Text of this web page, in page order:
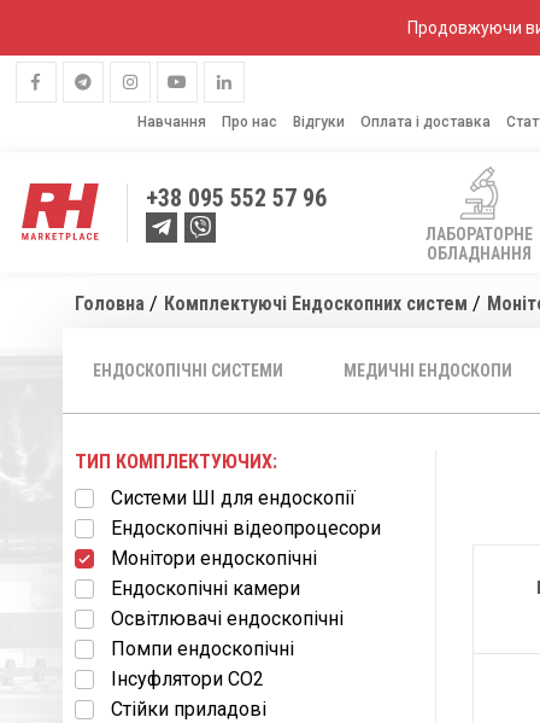
Продовжуючи
Навчання Про нас Відгуки Оплата і доставка
+38 095 552 57 96
ЛАБОРАТОРНЕ
ОБЛАДНАННЯ
Головна Комплектуючі Ендоскопних систем
ЕНДОСКОПІЧНІ СИСТЕМИ МЕДИЧНІ ЕНДОСКОПИ
ТИП КОМПЛЕКТУЮЧИХ:
Системи ШІ для ендоскопії
Ендоскопічні відеопроцесори
Монітори ендоскопічні
Ендоскопічні камери
Освітлювачі ендоскопічні
Помпи ендоскопічні
Інсуфлятори СО2
Стійки приладові